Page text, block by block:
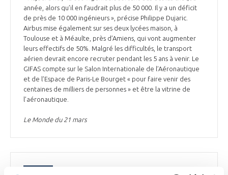
année, alors qu’il en faudrait plus de 50 000. Il y a un déficit
de près de 10 000 ingénieurs », précise Philippe Dujaric.
Airbus mise également sur ses deux lycées maison, à
Toulouse et à Méaulte, près d’Amiens, qui vont augmenter
leurs effectifs de 50%. Malgré les difficultés, le transport
aérien devrait encore recruter pendant les 5 ans à venir. Le
GIFAS compte sur le Salon Internationale de l’Aéronautique
et de l’Espace de Paris-Le Bourget « pour faire venir des
centaines de milliers de personnes » et être la vitrine de
l’aéronautique.
Le Monde du 21 mars